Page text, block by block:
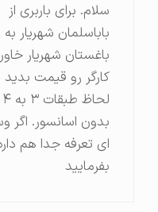
سلام‌. برای باربری از
باباسلمان شهریار به
باغستان شهریار خاور و
کارگر رو قیمت بدید با
لحاظ طبقات ۳ به ۴
بدون اسانسور. اگر وسیله
ای تعرفه جدا هم داره
بفرمایید